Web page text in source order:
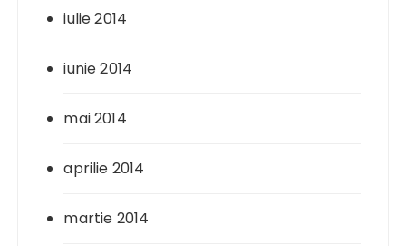
iulie 2014
iunie 2014
mai 2014
aprilie 2014
martie 2014